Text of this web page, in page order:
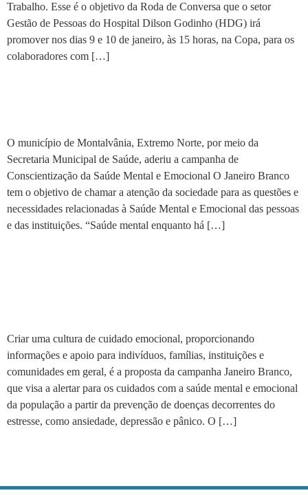
Trabalho. Esse é o objetivo da Roda de Conversa que o setor
Gestão de Pessoas do Hospital Dilson Godinho (HDG) irá
promover nos dias 9 e 10 de janeiro, às 15 horas, na Copa, para os
colaboradores com […]
O município de Montalvânia, Extremo Norte, por meio da
Secretaria Municipal de Saúde, aderiu a campanha de
Conscientização da Saúde Mental e Emocional O Janeiro Branco
tem o objetivo de chamar a atenção da sociedade para as questões e
necessidades relacionadas à Saúde Mental e Emocional das pessoas
e das instituições. “Saúde mental enquanto há […]
Criar uma cultura de cuidado emocional, proporcionando
informações e apoio para indivíduos, famílias, instituições e
comunidades em geral, é a proposta da campanha Janeiro Branco,
que visa a alertar para os cuidados com a saúde mental e emocional
da população a partir da prevenção de doenças decorrentes do
estresse, como ansiedade, depressão e pânico. O […]